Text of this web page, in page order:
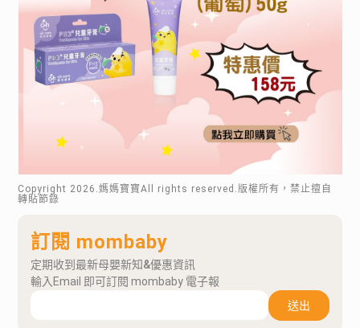
Copyright 2026 .媽媽寶寶All rights reserved.版權所有，禁止擅自
轉貼節錄
訂閱 mombaby
定期收到最新母嬰新知&優惠資訊
輸入Email 即可訂閱 mombaby 電子報
送出